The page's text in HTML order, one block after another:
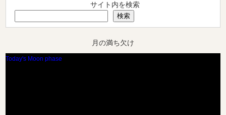
サイト内を検索
検索
月の満ち欠け
Today's Moon phase